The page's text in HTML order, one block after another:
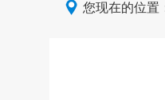
您现在的位置